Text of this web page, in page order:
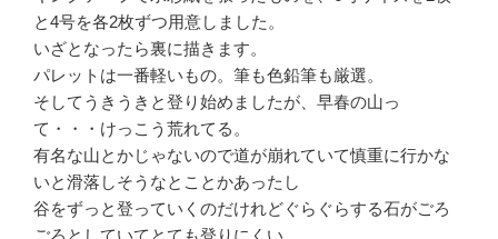
と4号を各2枚ずつ用意しました。
いざとなったら裏に描きます。
パレットは一番軽いもの。筆も色鉛筆も厳選。
そしてうきうきと登り始めましたが、早春の山っ
て・・・けっこう荒れてる。
有名な山とかじゃないので道が崩れていて慎重に行かな
いと滑落しそうなとことかあったし
谷をずっと登っていくのだけれどぐらぐらする石がごろ
ごろとしていてとても登りにくい。